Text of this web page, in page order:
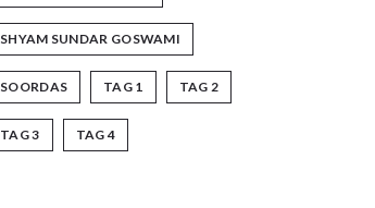
SHYAM SUNDAR GOSWAMI
SOORDAS TAG 1 TAG 2
TAG 3 TAG 4